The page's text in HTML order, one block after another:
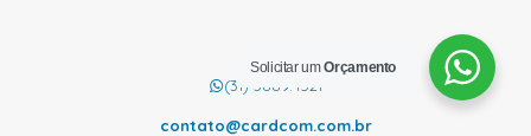
(31) 3889.4521
contato@cardcom.com.br
Solicitar umOrçamento